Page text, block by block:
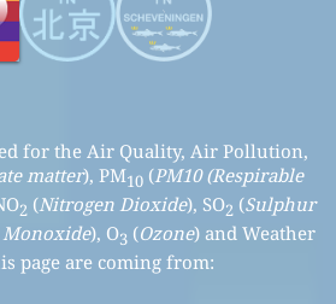
for the Air Quality, Air Pollution,
matter), PM10(PM10 (Respirable
2 (Nitrogen Dioxide), SO2 (Sulphur
Monoxide), O3 (Ozone) and Weather
page are coming from: